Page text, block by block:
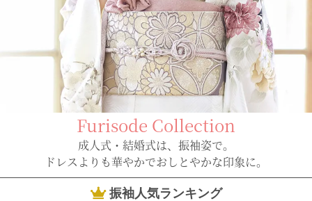
Furisode Collection
成人式・結婚式は、振袖姿で。
ドレスよりも華やかでおしとやかな印象に。
振袖人気ランキング